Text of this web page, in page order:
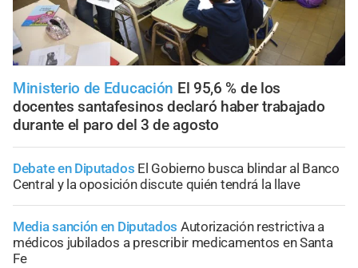
Ministerio de Educación El 95,6 % de los
docentes santafesinos declaró haber trabajado
durante el paro del 3 de agosto
Debate en Diputados El Gobierno busca blindar al Banco
Central y la oposición discute quién tendrá la llave
Media sanción en Diputados Autorización restrictiva a
médicos jubilados a prescribir medicamentos en Santa
Fe